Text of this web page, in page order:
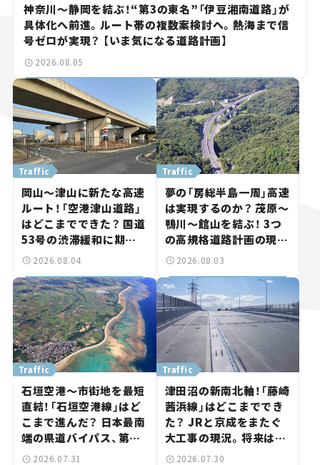
神奈川～静岡を結ぶ！“第3の東名”「伊豆湘南道路」が
具体化へ前進。ルート帯の複数案検討へ。熱海まで信
号ゼロが実現？ 【いま気になる道路計画】
2026.08.05
Traffic
岡山～津山に新たな高速
ルート！「空港津山道路」
はどこまでできた？ 国道
53号の渋滞緩和に期待。
岡山市側でも動きが【い
2026.08.04
Traffic
夢の「房総半島一周」高速
は実現するのか？ 茂原～
鴨川～館山を結ぶ！ 3つ
の高規格道路計画の現
状。「館山鴨川道路」で検
路計画】
2026.08.03
Traffic
石垣空港～市街地を最短
直結！「石垣空港線」はど
こまで進んだ？ 日本最南
端の県道バイパス、第2
工区も延伸開通 【いま気
2026.07.31
Traffic
津田沼の新南北軸！「藤崎
茜浜線」はどこまででき
た？ JRと京成をまたぐ
大工事の現況。将来は
「習志野～鎌ケ谷」を最短
2026.07.30